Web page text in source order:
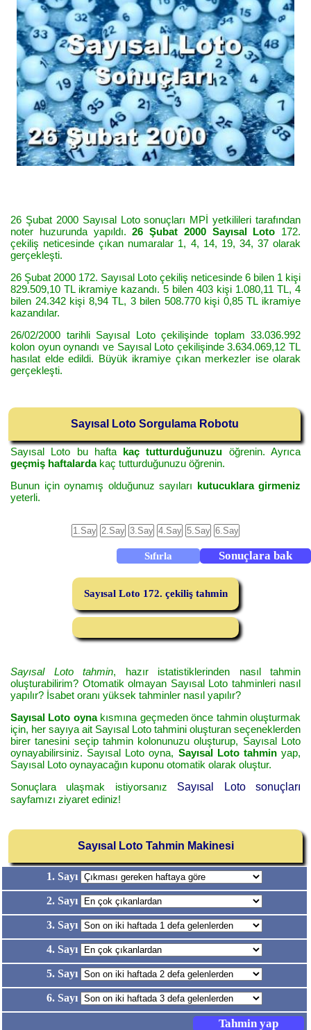
26 Şubat 2000 Sayısal Loto sonuçları MPİ yetkilileri tarafından
noter huzurunda yapıldı.26 Şubat 2000 Sayısal Loto 172.
çekiliş neticesinde çıkan numaralar 1, 4, 14, 19, 34, 37 olarak
gerçekleşti.
26 Şubat 2000 172. Sayısal Loto çekiliş neticesinde 6 bilen 1 kişi
829.509,10 TL ikramiye kazandı. 5 bilen 403 kişi 1.080,11 TL, 4
bilen 24.342 kişi 8,94 TL, 3 bilen 508.770 kişi 0,85 TL ikramiye
kazandılar.
26/02/2000 tarihli Sayısal Loto çekilişinde toplam 33.036.992
kolon oyun oynandı ve Sayısal Loto çekilişinde 3.634.069,12 TL
hasılat elde edildi. Büyük ikramiye çıkan merkezler ise olarak
gerçekleşti.
Sayısal Loto Sorgulama Robotu
Sayısal Loto bu hafta kaç tutturduğunuzu öğrenin. Ayrıca
geçmiş haftalardakaç tutturduğunuzu öğrenin.
Bunun için oynamış olduğunuz sayıları kutucuklara girmeniz
yeterli.
Sayısal Loto 172. çekiliş tahmin
Sayısal Loto tahmin, hazır istatistiklerinden nasıl tahmin
oluşturabilirim? Otomatik olmayan Sayısal Loto tahminleri nasıl
yapılır? İsabet oranı yüksek tahminler nasıl yapılır?
Sayısal Loto oynakısmına geçmeden önce tahmin oluşturmak
için, her sayıya ait Sayısal Loto tahmini oluşturan seçeneklerden
birer tanesini seçip tahmin kolonunuzu oluşturup, Sayısal Loto
oynayabilirsiniz. Sayısal Loto oyna, Sayısal Loto tahminyap,
Sayısal Loto oynayacağın kuponu otomatik olarak oluştur.
Sonuçlara ulaşmak istiyorsanız Sayısal Loto sonuçları
sayfamızı ziyaret ediniz!
Sayısal Loto Tahmin Makinesi
1. Sayı
2. Sayı
3. Sayı
4. Sayı
5. Sayı
6. Sayı